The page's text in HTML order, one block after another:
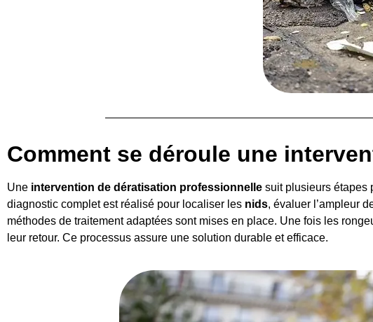
Comment se déroule une
Une intervention de dératisation professionnelle suit plusieurs étapes
diagnostic complet est réalisé pour localiser les nids, évaluer l’ampleur
méthodes de traitement adaptées sont mises en place. Une fois les
leur retour. Ce processus assure une solution durable et efficace.